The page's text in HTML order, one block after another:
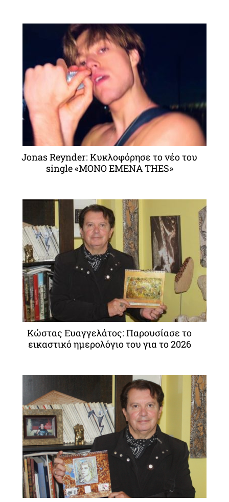
Jonas Reynder: Κυκλοφόρησε το νέο του
single «MONO EMENA THES»
Κώστας Ευαγγελάτος: Παρουσίασε το
εικαστικό ημερολόγιο του για το 2026